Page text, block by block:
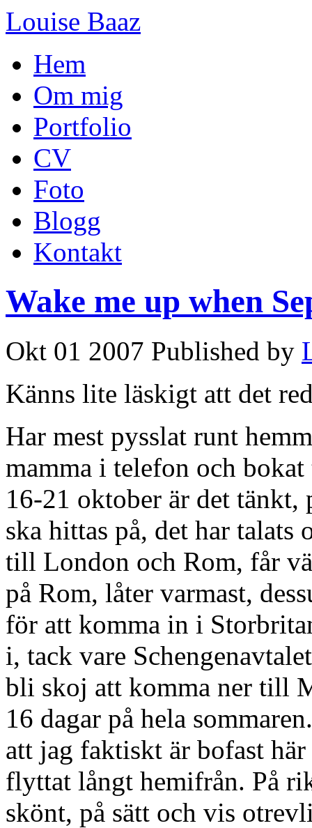
Louise Baaz
Hem
Om mig
Portfolio
CV
Foto
Blogg
Kontakt
Wake me up when
Okt 01 2007 Published by
Känns lite läskigt att det
Har mest pysslat runt
mamma i telefon och
16-21 oktober är det
ska hittas på, det har
till London och Rom, får
på Rom, låter varmast,
för att komma in i
i, tack vare
bli skoj att komma ner till
16 dagar på hela
att jag faktiskt är bofast
flyttat långt hemifrån. På
skönt, på sätt och vis